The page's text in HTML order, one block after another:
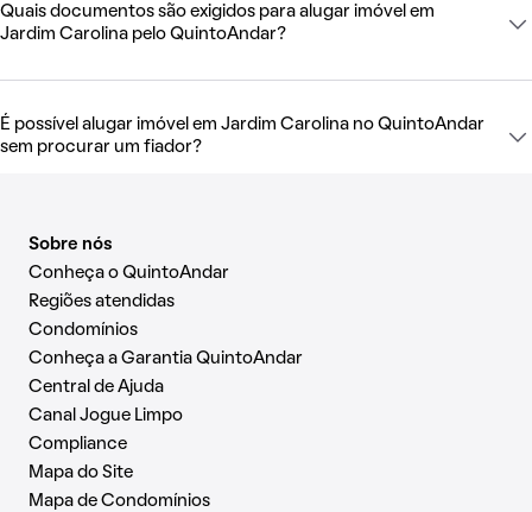
Quais documentos são exigidos para alugar imóvel em
Jardim Carolina pelo QuintoAndar?
É possível alugar imóvel em Jardim Carolina no QuintoAndar
sem procurar um fiador?
Sobre nós
Conheça o QuintoAndar
Regiões atendidas
Condomínios
Conheça a Garantia QuintoAndar
Central de Ajuda
Canal Jogue Limpo
Compliance
Mapa do Site
Mapa de Condomínios